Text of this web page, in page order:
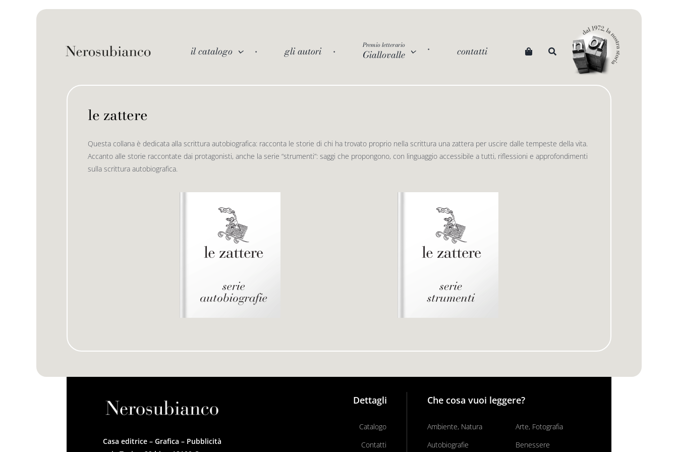
il catalogo gli autori Premio letterario
Giallovalle contatti
le zattere
Questa collana è dedicata alla scrittura autobiografica: racconta le storie di chi ha trovato proprio nella scrittura una zattera per uscire dalle tempeste della vita.
Accanto alle storie raccontate dai protagonisti, anche la serie “strumenti”: saggi che propongono, con linguaggio accessibile a tutti, riflessioni e approfondimenti
sulla scrittura autobiografica.
Casa editrice – Grafica – Pubblicità
Dettagli
Catalogo
Contatti
Che cosa vuoi leggere?
Ambiente, Natura
Arte, Fotografia
Autobiografie
Benessere